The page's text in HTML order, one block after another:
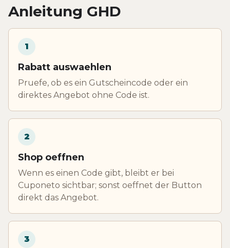
Anleitung GHD
1
Rabatt auswaehlen
Pruefe, ob es ein Gutscheincode oder ein
direktes Angebot ohne Code ist.
2
Shop oeffnen
Wenn es einen Code gibt, bleibt er bei
Cuponeto sichtbar; sonst oeffnet der Button
direkt das Angebot.
3